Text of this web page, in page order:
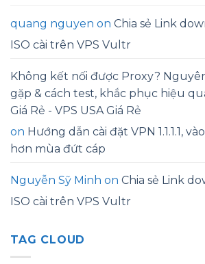
quang nguyen on Chia sẻ Link
ISO cài trên VPS Vultr
Không kết nối được Proxy?
gặp & cách test, khắc phục hiệu
Giá Rẻ - VPS USA Giá Rẻ
on Hướng dẫn cài đặt VPN 1.1.1.1,
hơn mùa đứt cáp
Nguyễn Sỹ Minh on Chia sẻ Link
ISO cài trên VPS Vultr
TAG CLOUD